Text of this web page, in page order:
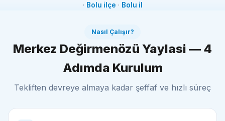
· Bolu ilçe · Bolu il
Nasıl Çalışır?
Merkez Değirmenözü Yaylasi — 4
Adımda Kurulum
Tekliften devreye almaya kadar şeffaf ve hızlı süreç